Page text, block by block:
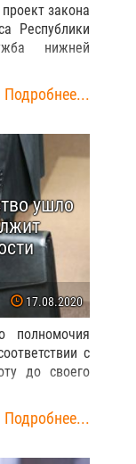
закона
Республики
нижней
Подробнее...
ушло
17.08.2020
полномочия
с
до своего
Подробнее...